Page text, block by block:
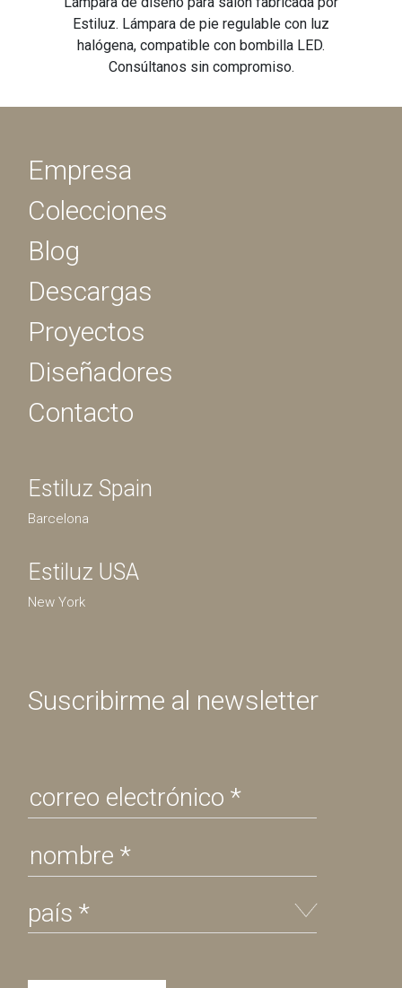
Estiluz. Lámpara de pie regulable con luz
halógena, compatible con bombilla LED.
Consúltanos sin compromiso.
Empresa
Colecciones
Blog
Descargas
Proyectos
Diseñadores
Contacto
Estiluz Spain
Barcelona
Estiluz USA
New York
Suscribirme al newsletter